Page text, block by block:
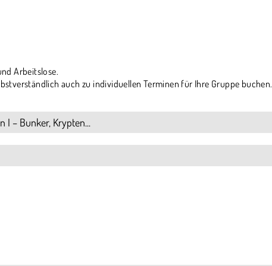
Arbeitslose.
auch zu individuellen Terminen für Ihre Gruppe buchen.